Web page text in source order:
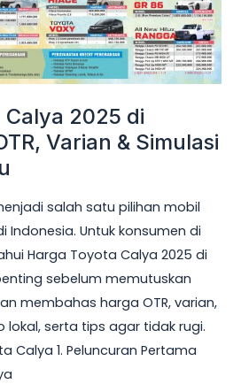
2025 di
Varian & Simulasi
salah satu pilihan mobil
Indonesia. Untuk konsumen di
Harga Toyota Calya 2025 di
sebelum memutuskan
membahas harga OTR, varian,
lokal, serta tips agar tidak rugi.
Calya 1. Peluncuran Pertama